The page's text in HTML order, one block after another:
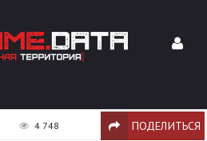
4 748 ПОДЕЛИТЬСЯ